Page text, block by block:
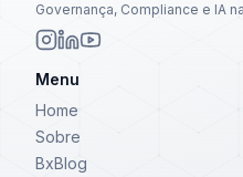
Governança, Compliance e IA
Menu
Home
Sobre
BxBlog